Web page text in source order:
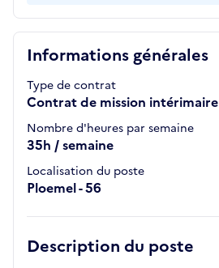
Informations générales
Type de contrat
Contrat de mission intérimaire
Nombre d'heures par semaine
35h / semaine
Localisation du poste
Ploemel - 56
Description du poste